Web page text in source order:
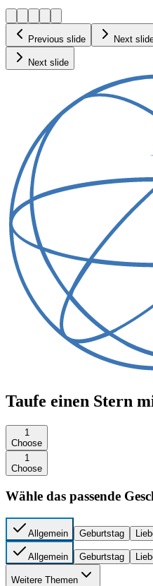
Previous slide Next
Next slide
Taufe einen Stern
1
Choose
1
Choose
Wähle das passende
Allgemein Geburtstag
Allgemein Geburtstag
Weitere Themen